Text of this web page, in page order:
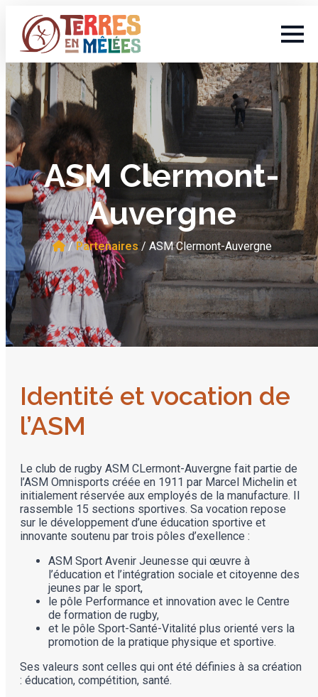
ASM Clermont-
Auvergne
/Partenaires/ ASM Clermont-Auvergne
Identité et vocation de
l’ASM
Le club de rugby ASM CLermont-Auvergne fait partie de
l’ASM Omnisports créée en 1911 par Marcel Michelin et
initialement réservée aux employés de la manufacture. Il
rassemble 15 sections sportives. Sa vocation repose
sur le développement d’une éducation sportive et
innovante soutenu par trois pôles d’exellence :
ASM Sport Avenir Jeunesse qui œuvre à
l’éducation et l’intégration sociale et citoyenne des
jeunes par le sport,
le pôle Performance et innovation avec le Centre
de formation de rugby,
et le pôle Sport-Santé-Vitalité plus orienté vers la
promotion de la pratique physique et sportive.
Ses valeurs sont celles qui ont été définies à sa création
: éducation, compétition, santé.